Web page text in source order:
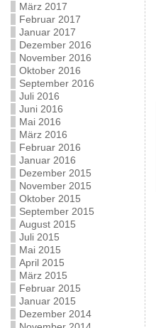
März 2017
Februar 2017
Januar 2017
Dezember 2016
November 2016
Oktober 2016
September 2016
Juli 2016
Juni 2016
Mai 2016
März 2016
Februar 2016
Januar 2016
Dezember 2015
November 2015
Oktober 2015
September 2015
August 2015
Juli 2015
Mai 2015
April 2015
März 2015
Februar 2015
Januar 2015
Dezember 2014